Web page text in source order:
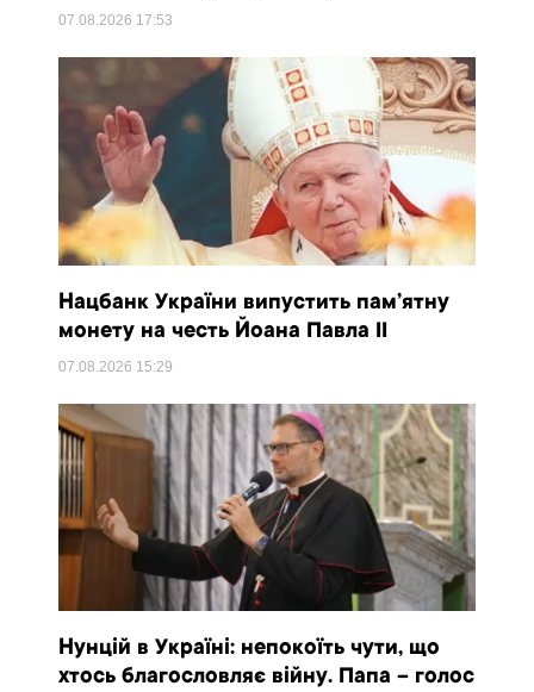
07.08.2026 17:53
Нацбанк України випустить пам’ятну
монету на честь Йоана Павла II
07.08.2026 15:29
Нунцій в Україні: непокоїть чути, що
хтось благословляє війну. Папа – голос